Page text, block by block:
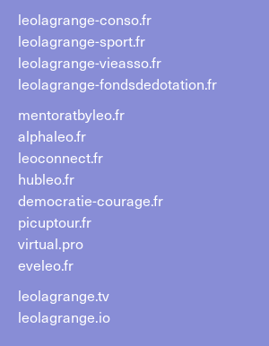
leolagrange-conso.fr
leolagrange-sport.fr
leolagrange-vieasso.fr
leolagrange-fondsdedotation.fr
mentoratbyleo.fr
alphaleo.fr
leoconnect.fr
hubleo.fr
democratie-courage.fr
picuptour.fr
virtual.pro
eveleo.fr
leolagrange.tv
leolagrange.io